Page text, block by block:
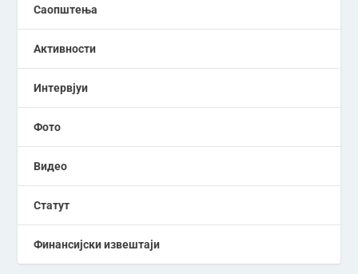
Саопштења
Активности
Интервјуи
Фото
Видео
Статут
Финансијски извештаји